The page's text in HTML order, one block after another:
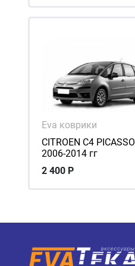
Eva коврики
CITROEN С4 PICASSO
2006-2014 гг
2 400 Р